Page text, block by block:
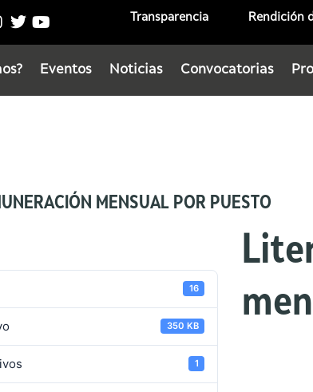
Transparencia Rendición
Eventos Noticias Convocatorias
MENSUAL POR PUESTO
16
350 KB
1